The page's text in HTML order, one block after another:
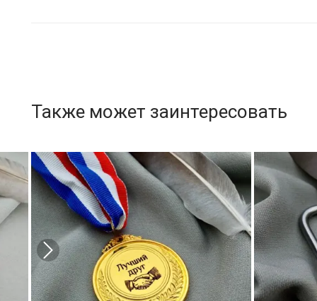
Также может заинтересовать